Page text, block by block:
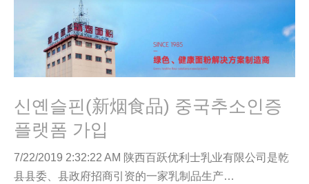
신옌슬핀(新烟食品) 중국추소인증
플랫폼 가입
7/22/2019 2:32:22 AM 陕西百跃优利士乳业有限公司是乾
县县委、县政府招商引资的一家乳制品生产…